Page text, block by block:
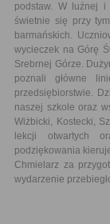
podstaw. W luźnej i
świetnie się przy
barmańskich.
wycieczek na Górę
Srebrnej Górze.
poznali główne
przedsiębiorstwie.
naszej szkole oraz
Wiżbicki, Kostecki,
lekcji otwartych
podziękowania
Chmielarz za
wydarzenie